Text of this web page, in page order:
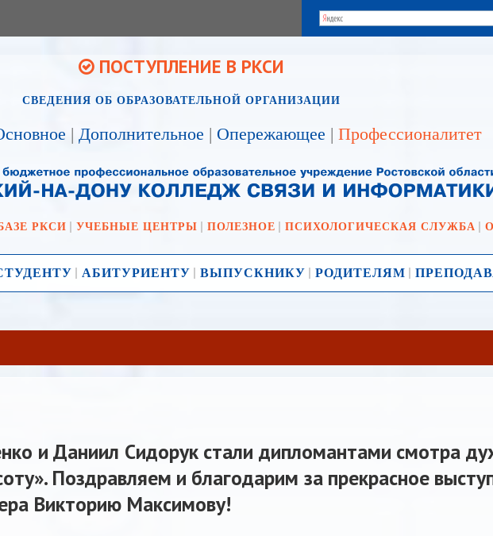
ПОСТУПЛЕНИЕ В РКСИ
СВЕДЕНИЯ ОБ ОБРАЗОВАТЕЛЬНОЙ ОРГАНИЗАЦИИ
| Дополнительное | Опережающее | Профессионалитет
РКСИ УЧЕБНЫЕ ЦЕНТРЫ ПОЛЕЗНОЕ ПСИХОЛОГИЧЕСКАЯ СЛУЖБА
АБИТУРИЕНТУ ВЫПУСКНИКУ РОДИТЕЛЯМ
и Даниил Сидорук стали дипломантами смотра
Поздравляем и благодарим за прекрасное
Викторию Максимову!